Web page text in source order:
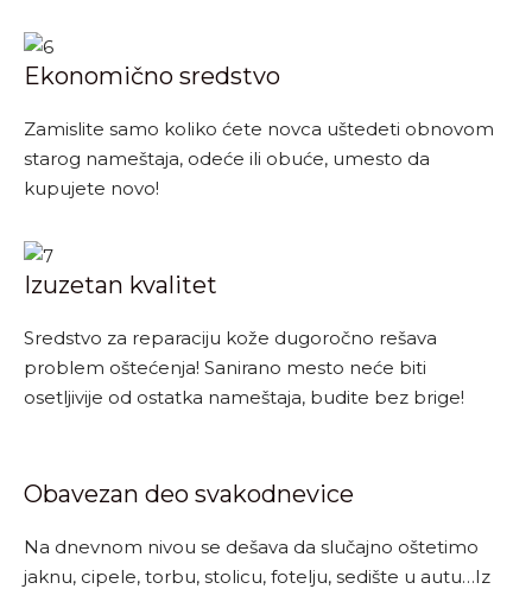
Ekonomično sredstvo
Zamislite samo koliko ćete novca uštedeti obnovom
starog nameštaja, odeće ili obuće, umesto da
kupujete novo!
Izuzetan kvalitet
Sredstvo za reparaciju kože dugoročno rešava
problem oštećenja! Sanirano mesto neće biti
osetljivije od ostatka nameštaja, budite bez brige!
Obavezan deo svakodnevice
Na dnevnom nivou se dešava da slučajno oštetimo
jaknu, cipele, torbu, stolicu, fotelju, sedište u autu…Iz